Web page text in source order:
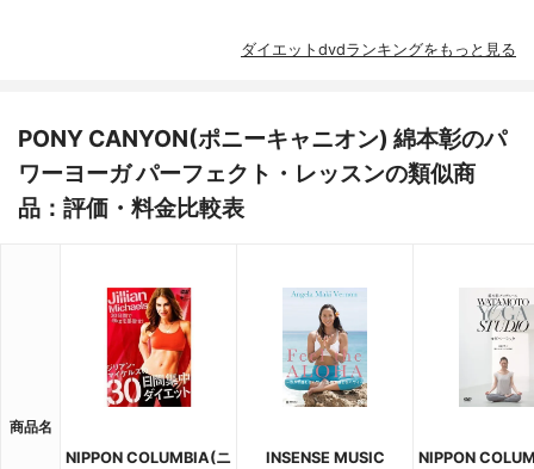
ダイエットdvdランキングをもっと見る
PONY CANYON(ポニーキャニオン) 綿本彰のパ
ワーヨーガ パーフェクト・レッスンの類似商
品：評価・料金比較表
商品名
NIPPON COLUMBIA(ニ
INSENSE MUSIC
NIPPON